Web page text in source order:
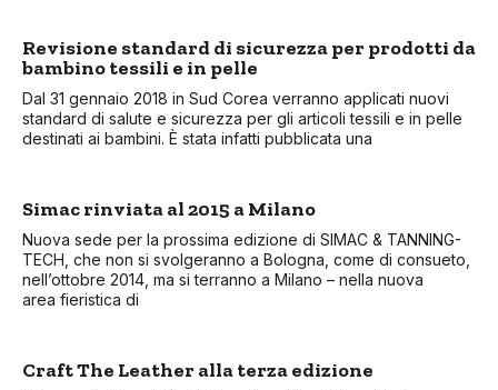
Revisione standard di sicurezza per prodotti da
bambino tessili e in pelle
Dal 31 gennaio 2018 in Sud Corea verranno applicati nuovi
standard di salute e sicurezza per gli articoli tessili e in pelle
destinati ai bambini. È stata infatti pubblicata una
Simac rinviata al 2015 a Milano
Nuova sede per la prossima edizione di SIMAC & TANNING-
TECH, che non si svolgeranno a Bologna, come di consueto,
nell’ottobre 2014, ma si terranno a Milano – nella nuova
area fieristica di
Craft The Leather alla terza edizione